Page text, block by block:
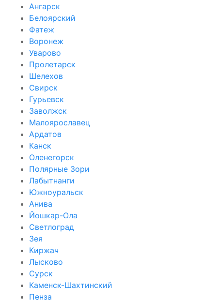
Ангарск
Белоярский
Фатеж
Воронеж
Уварово
Пролетарск
Шелехов
Свирск
Гурьевск
Заволжск
Малоярославец
Ардатов
Канск
Оленегорск
Полярные Зори
Лабытнанги
Южноуральск
Анива
Йошкар-Ола
Светлоград
Зея
Киржач
Лысково
Сурск
Каменск-Шахтинский
Пенза